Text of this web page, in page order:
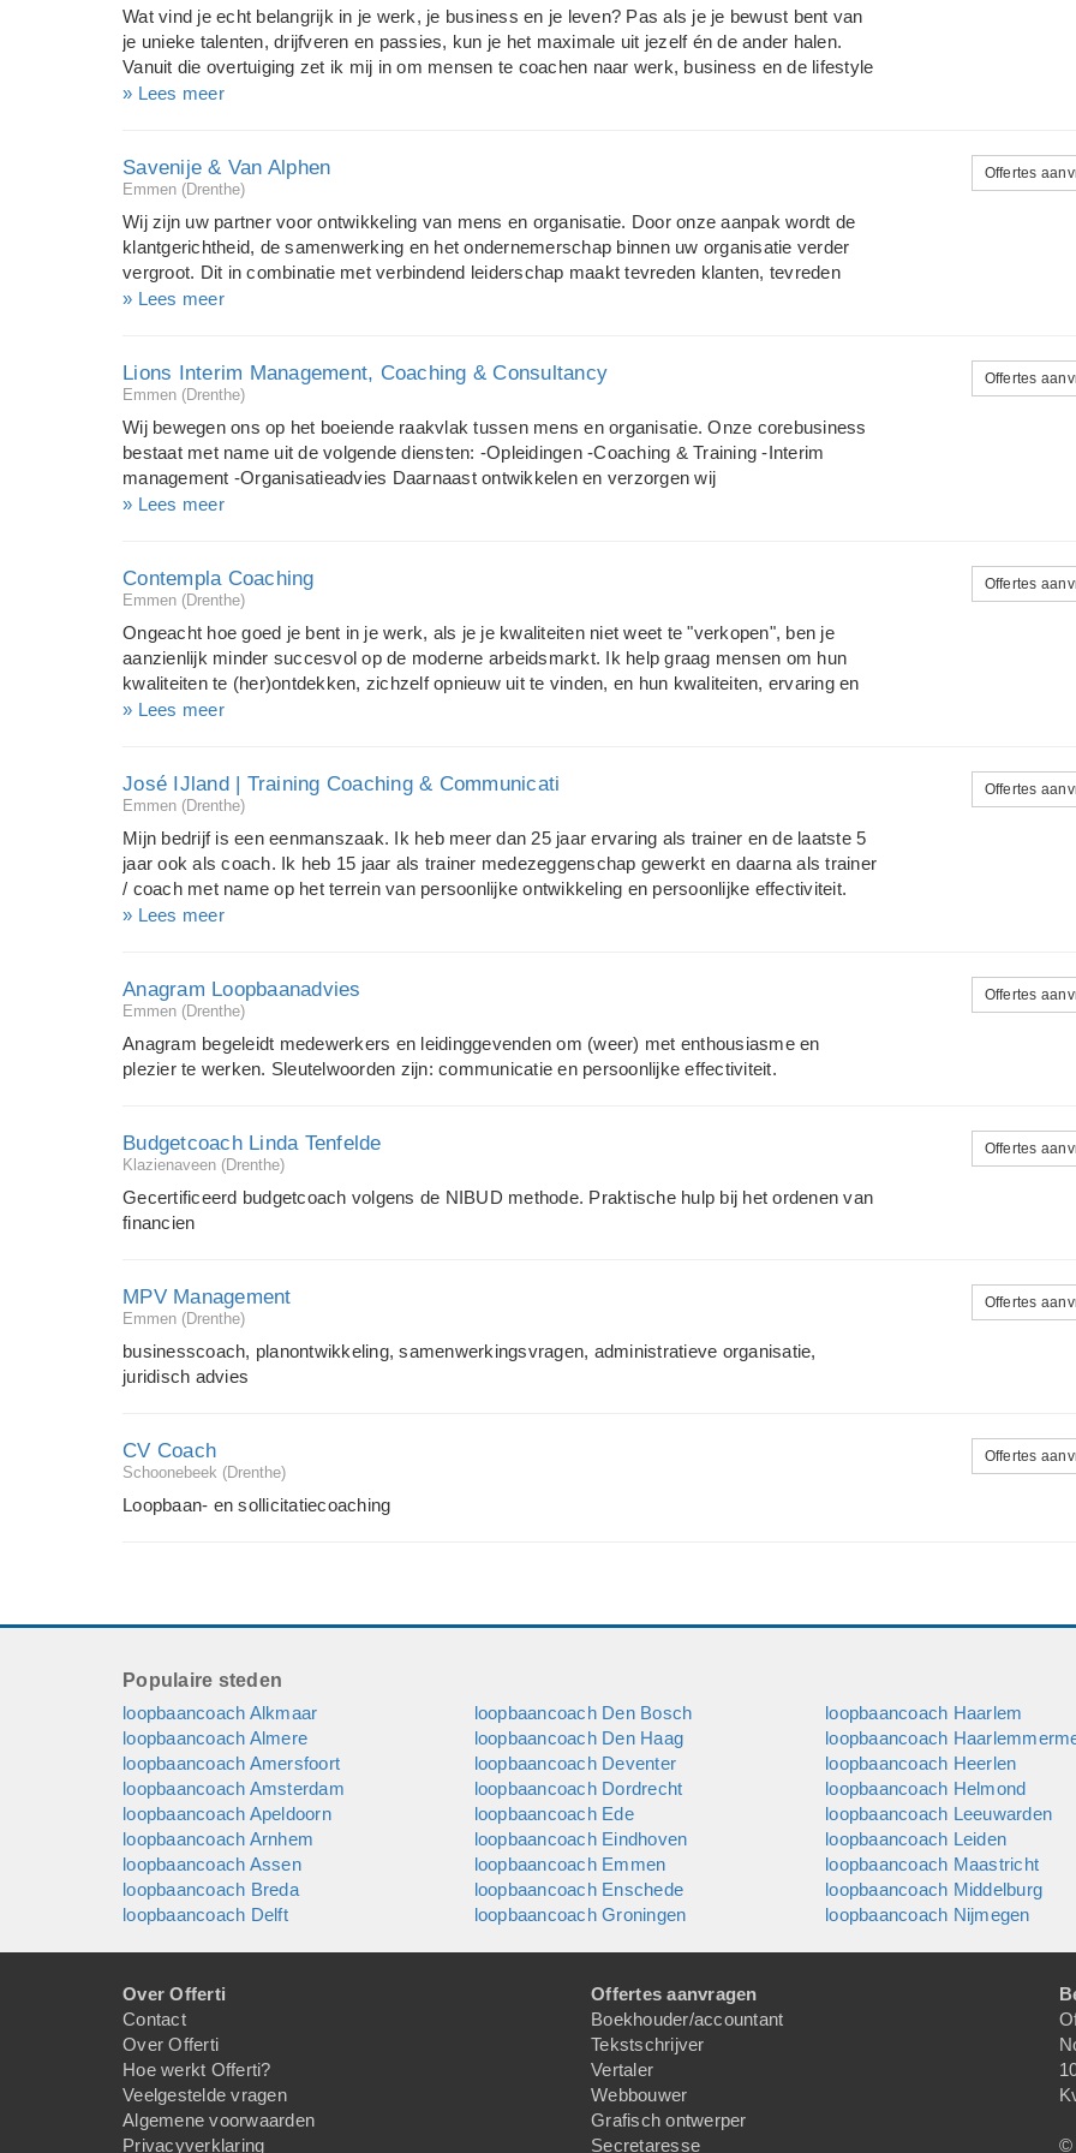
Stressreductieprogramma aan. Sleutelwoorden: stressvermindering door hartcoherentie.
Trajecten en trainingen bij Iris zijn praktisch, resultaatgericht en diepgaand. Tegelijkertijd
onderscheidt Iris zich in haar aanpak doo...
Wat vind je echt belangrijk in je werk, je business en je leven? Pas als je je bewust bent van
je unieke talenten, drijfveren en passies, kun je het maximale uit jezelf én de ander halen.
Vanuit die overtuiging zet ik mij in om mensen te coachen naar werk, business en de lifestyle
dat bij ze past. Graag help ik je om dat te vinden waarin je tot je recht komt en gelukkig bent.
van mens, ondernemer en organisatie is mijn passie. Ik doe een beroep op mijn jarenlange
professionele ervaring in het begeleiden en in beweging brengen van mensen. Wil je de
uitdaging aangaan? Ik help je graag in dit mooie proces.
» Lees meer
Savenije & Van Alphen
Emmen (Drenthe)
Wij zijn uw partner voor ontwikkeling van mens en organisatie. Door onze aanpak wordt de
klantgerichtheid, de samenwerking en het ondernemerschap binnen uw organisatie verder
vergroot. Dit in combinatie met verbindend leiderschap maakt tevreden klanten, tevreden
medewerkers en brengt financiële stabiliteit voor uw onderneming. Wij bieden toepasbare en
Wij bieden zowel een individuele als een collectieve aanpak. Wij brengen mens en werk in
beweging door: Het ontwikkelen van het menselijk potentieel in uw organisatie Het
ondersteunen van de invoering van Verbindend Leiderschap Het adviseren van
organisatieveranderingen Interim- en projectmanagement
» Lees meer
Offertes
Lions Interim Management, Coaching & Consultancy
Emmen (Drenthe)
Wij bewegen ons op het boeiende raakvlak tussen mens en organisatie. Onze corebusiness
bestaat met name uit de volgende diensten: -Opleidingen -Coaching & Training -Interim
management -Organisatieadvies Daarnaast ontwikkelen en verzorgen wij
(maatwerk)opleidingstrajecten, voeren wij audits uit, ontwikkelen wij ideeën en zijn wij
wooncorporaties; zorginstellingen; non-profit organisaties; bedrijfsleven (MKB); (startende)
ondernemers, ZZPers, ondernemingsraden (OR) én particulieren. Wij zijn u graag van dienst!
Lions Interim Management, Coaching & Consultancy. Uw partner in business!
» Lees meer
Offertes
Contempla Coaching
Emmen (Drenthe)
Ongeacht hoe goed je bent in je werk, als je je kwaliteiten niet weet te "verkopen", ben je
aanzienlijk minder succesvol op de moderne arbeidsmarkt. Ik help graag mensen om hun
kwaliteiten te (her)ontdekken, zichzelf opnieuw uit te vinden, en hun kwaliteiten, ervaring en
deskundigheid op een goede manier te presenteren. Aansluitend aan het loopbaantraject of
succesvol inzetten van social media, zoals LinkedIn. Ik ben daarbij gespecialiseerd in de
regionale arbeidsmarkt in de zorg en welzijn.
» Lees meer
Offertes
José IJland | Training Coaching & Communicati
Emmen (Drenthe)
Mijn bedrijf is een eenmanszaak. Ik heb meer dan 25 jaar ervaring als trainer en de laatste 5
jaar ook als coach. Ik heb 15 jaar als trainer medezeggenschap gewerkt en daarna als trainer
/ coach met name op het terrein van persoonlijke ontwikkeling en persoonlijke effectiviteit.
Daarin heb ik ook management trainingen gegeven. Ik ben betrouwbaar, enthousiast,
echt contact is voor mij het allerbelangrijkste. Zie voor meer informatie mijn website
» Lees meer
Offertes
Anagram Loopbaanadvies
Emmen (Drenthe)
Anagram begeleidt medewerkers en leidinggevenden om (weer) met enthousiasme en
plezier te werken. Sleutelwoorden zijn: communicatie en persoonlijke effectiviteit.
Offertes
Budgetcoach Linda Tenfelde
Klazienaveen (Drenthe)
Gecertificeerd budgetcoach volgens de NIBUD methode. Praktische hulp bij het ordenen van
financien
Offertes
MPV Management
Emmen (Drenthe)
businesscoach, planontwikkeling, samenwerkingsvragen, administratieve organisatie,
juridisch advies
Offertes
CV Coach
Schoonebeek (Drenthe)
Loopbaan- en sollicitatiecoaching
Offertes
Populaire steden
loopbaancoach Alkmaar
loopbaancoach Almere
loopbaancoach Amersfoort
loopbaancoach Amsterdam
loopbaancoach Apeldoorn
loopbaancoach Arnhem
loopbaancoach Assen
loopbaancoach Breda
loopbaancoach Delft
loopbaancoach Den Bosch
loopbaancoach Den Haag
loopbaancoach Deventer
loopbaancoach Dordrecht
loopbaancoach Ede
loopbaancoach Eindhoven
loopbaancoach Emmen
loopbaancoach Enschede
loopbaancoach Groningen
loopbaancoach Haarlem
loopbaancoach
loopbaancoach Heerlen
loopbaancoach Helmond
loopbaancoach Leeuwarden
loopbaancoach Leiden
loopbaancoach Maastricht
loopbaancoach Middelburg
loopbaancoach Nijmegen
Over Offerti
Contact
Over Offerti
Hoe werkt Offerti?
Veelgestelde vragen
Algemene voorwaarden
Privacyverklaring
Offertes aanvragen
Boekhouder/accountant
Tekstschrijver
Vertaler
Webbouwer
Grafisch ontwerper
Secretaresse
©